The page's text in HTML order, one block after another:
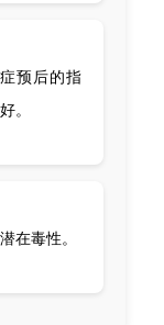
预后的指
。
在毒性。